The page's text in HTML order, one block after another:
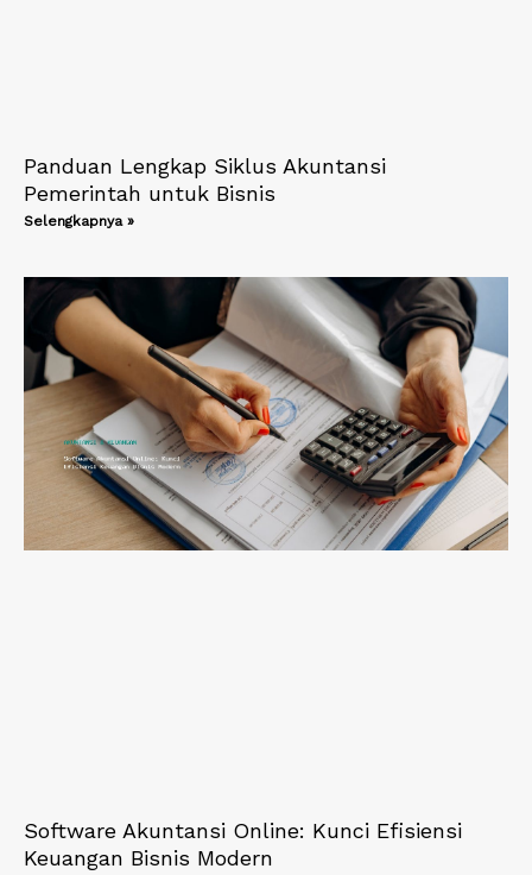
Panduan Lengkap Siklus Akuntansi
Pemerintah untuk Bisnis
Selengkapnya »
Software Akuntansi Online: Kunci Efisiensi
Keuangan Bisnis Modern